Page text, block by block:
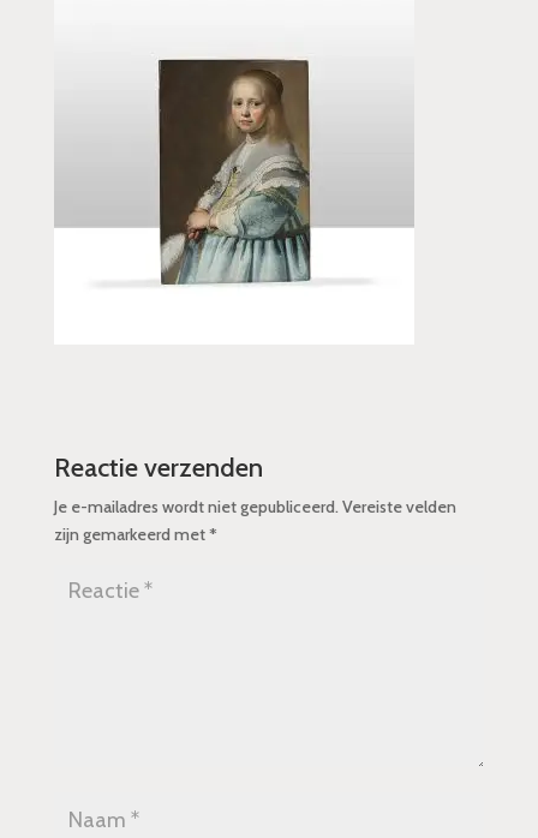
Reactie verzenden
Je e-mailadres wordt niet gepubliceerd. Vereiste velden
zijn gemarkeerd met*